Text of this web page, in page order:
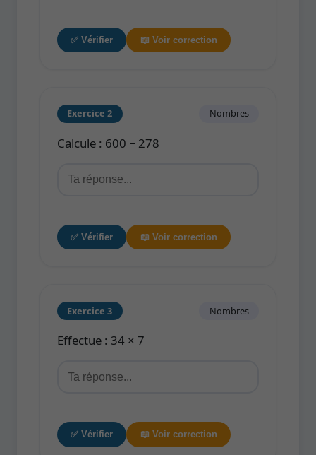
✅ Vérifier 📖 Voir correction
Exercice 2 Nombres
Calcule : 600 − 278
✅ Vérifier 📖 Voir correction
Exercice 3 Nombres
Effectue : 34 × 7
✅ Vérifier 📖 Voir correction